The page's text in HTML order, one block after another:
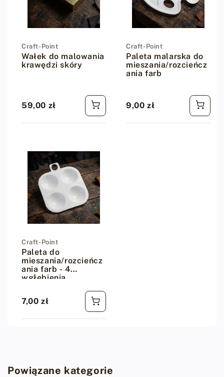
Dostawca:
Craft-Point
Wałek do malowania
krawędzi skóry
Cena regularna
59,00 zł
Dostawca:
Craft-Point
Paleta malarska do
mieszania/rozcieńcz
ania farb
Cena regularna
9,00 zł
Dostawca:
Craft-Point
Paleta do
mieszania/rozcieńcz
ania farb - 4
wgłębienia
Cena regularna
7,00 zł
Powiązane kategorie